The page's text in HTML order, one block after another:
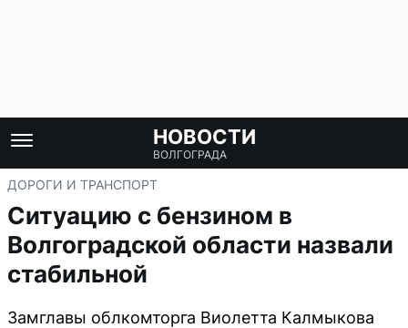
НОВОСТИ
ВОЛГОГРАДА
ДОРОГИ И ТРАНСПОРТ
Ситуацию с бензином в
Волгоградской области назвали
стабильной
Замглавы облкомторга Виолетта Калмыкова